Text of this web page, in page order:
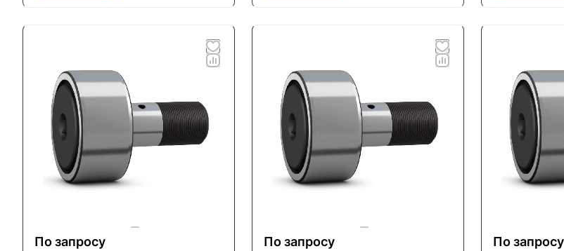
По запросу По запросу По запросу